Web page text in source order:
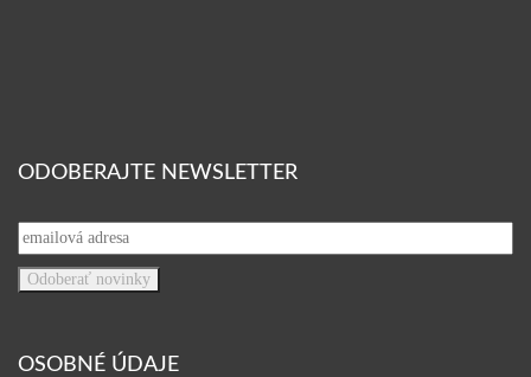
ODOBERAJTE NEWSLETTER
OSOBNÉ ÚDAJE